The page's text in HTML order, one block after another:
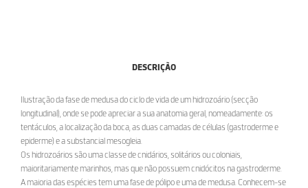
DESCRIÇÃO
Ilustração da fase de medusa do ciclo de vida de um hidrozoário (secção
longitudinal), onde se pode apreciar a sua anatomia geral, nomeadamente: os
tentáculos, a localização da boca, as duas camadas de células (gastroderme e
epiderme) e a substancial mesogleia.
Os hidrozoários são uma classe de cnidários, solitários ou coloniais,
maioritariamente marinhos, mas que não possuem cnidócitos na gastroderme.
A maioria das espécies tem uma fase de pólipo e uma de medusa. Conhecem-se